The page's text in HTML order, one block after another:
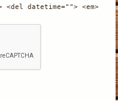
datetime=""> <em>